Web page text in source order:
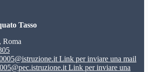
Tasso
Roma
Link per inviare una mail
Link per inviare una